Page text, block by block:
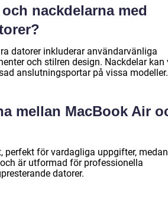
nackdelarna med
datorer inkluderar användarvänliga
och stilren design. Nackdelar kan
anslutningsportar på vissa modeller.
mellan MacBook Air
perfekt för vardagliga uppgifter, medan
är utformad för professionella
datorer.